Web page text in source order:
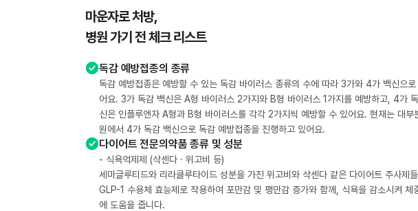
마운자로 처방,
병원 가기 전 체크 리스트
독감 예방접종의 종류
독감 예방접종은 예방할 수 있는 독감 바이러스 종류의 수에 따라 3가와 4가 백신으로
어요. 3가 독감 백신은 A형 바이러스 2가지와 B형 바이러스 1가지를 예방하고, 4가
신은 인플루엔자 A형과 B형 바이러스를 각각 2가지씩 예방할 수 있어요. 현재는 대부
원에서 4가 독감 백신으로 독감 예방접종을 진행하고 있어요.
다이어트 전문의약품 종류 및 성분
- 식욕억제제 (삭센다 · 위고비 등)
세마글루티드와 리라클루타이드 성분을 가진 위고비와 삭센다 같은 다이어트 주사제
GLP-1 수용체 효능제로 작용하여 포만감 및 팽만감 증가와 함께, 식욕을 감소시켜 체
에 도움을 줍니다.